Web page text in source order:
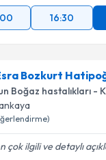
16:30
Bozkurt
Boğaz hastalıkları -
çok ilgili ve detaylı